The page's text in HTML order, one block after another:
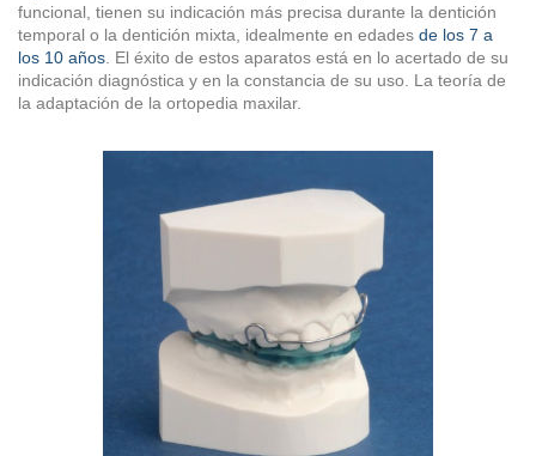
funcional, tienen su indicación más precisa durante la dentición
temporal o la dentición mixta, idealmente en edades de los 7 a
los 10 años . El éxito de estos aparatos está en lo acertado de su
indicación diagnóstica y en la constancia de su uso. La teoría de
la adaptación de la ortopedia maxilar.